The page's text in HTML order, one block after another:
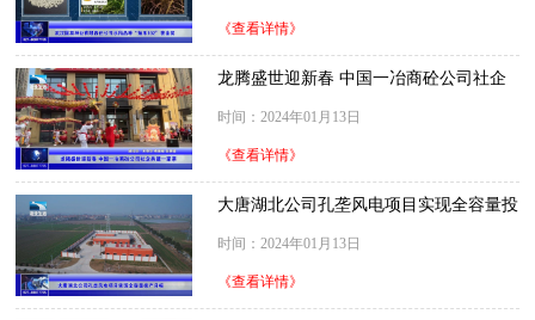
《查看详情》
龙腾盛世迎新春 中国一冶商砼公司社企
时间：2024年01月13日
《查看详情》
大唐湖北公司孔垄风电项目实现全容量投
时间：2024年01月13日
《查看详情》